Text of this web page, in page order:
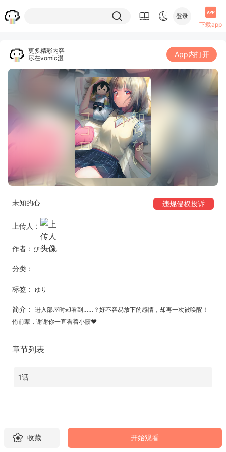
登录
下载app
更多精彩内容
尽在vomic漫
App内打开
未知的心 违规侵权投诉
上传人：
作者： びーれん
分类：
标签： ゆり
简介： 进入部屋时却看到……？好不容易放下的感情，却再一次被唤醒！
侑前辈，谢谢你一直看着小霞♥
章节列表
1话
收藏 开始观看